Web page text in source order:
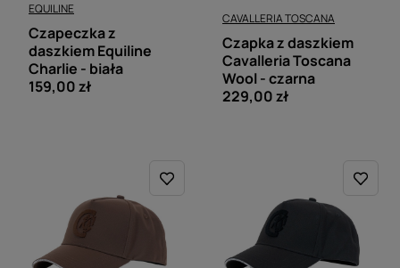
EQUILINE
Czapeczka z
daszkiem Equiline
Charlie - biała
159,00 zł
CAVALLERIA TOSCANA
Czapka z daszkiem
Cavalleria Toscana
Wool - czarna
229,00 zł